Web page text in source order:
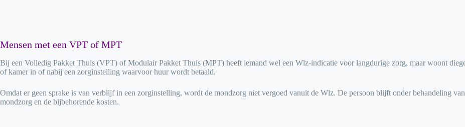
Mensen met een VPT of MPT
Bij een Volledig Pakket Thuis (VPT) of Modulair Pakket Thuis (MPT) heeft iemand wel een Wlz-indicatie voor langdurige zorg, maar woont
of kamer in of nabij een zorginstelling waarvoor huur wordt betaald.
Omdat er geen sprake is van verblijf in een zorginstelling, wordt de mondzorg niet vergoed vanuit de Wlz. De persoon blijft onder behandeling
mondzorg en de bijbehorende kosten.